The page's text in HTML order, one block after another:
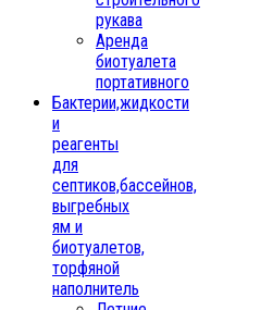
рукава
Аренда
биотуалета
портативного
Бактерии,жидкости
и
реагенты
для
септиков,бассейнов,
выгребных
ям и
биотуалетов,
торфяной
наполнитель